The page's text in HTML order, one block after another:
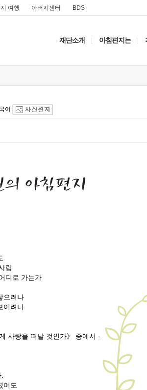
여행 아버지센터 BDS
재단소개 아침편지는
람
디로 가는가
으려나
이려나
사랑을 떠날 것인가》 중에서 -
어도